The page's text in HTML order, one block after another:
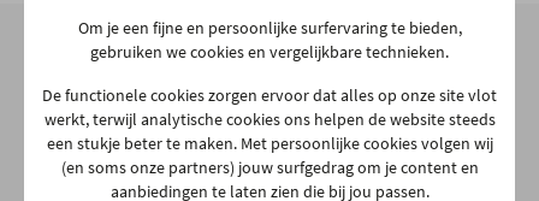
Hoofdmateriaal Glas
Woonstijl Modern Retro
Aantal colli's 1
Onze winkel
Aarschotsesteenweg 151
2500 Lier
Om je een fijne en persoonlijke surfervaring te bieden,
gebruiken we cookies en vergelijkbare technieken.
De functionele cookies zorgen ervoor dat alles op onze site vlot
werkt, terwijl analytische cookies ons helpen de website steeds
een stukje beter te maken. Met persoonlijke cookies volgen wij
(en soms onze partners) jouw surfgedrag om je content en
aanbiedingen te laten zien die bij jou passen.